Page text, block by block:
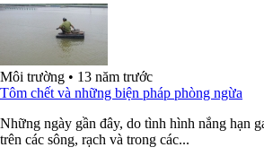
Môi trường • 13 năm trước
Tôm chết và những biện pháp phòng ngừa
Những ngày gần đây, do tình hình nắng hạn
trên các sông, rạch và trong các...